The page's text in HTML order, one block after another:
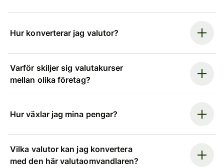
Hur konverterar jag valutor?
Varför skiljer sig valutakurser
mellan olika företag?
Hur växlar jag mina pengar?
Vilka valutor kan jag konvertera
med den här valutaomvandlaren?